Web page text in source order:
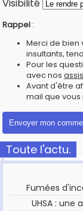
Visibilité
Rappel :
Merci de bien
insultants,
Pour les
avec nos
Avant d'être
mail que vous
Toute l'actu.
Fumées
UHSA : une